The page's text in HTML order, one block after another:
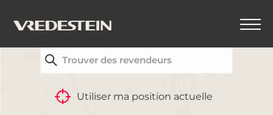
PLUS PROCHE
Utiliser ma position actuelle